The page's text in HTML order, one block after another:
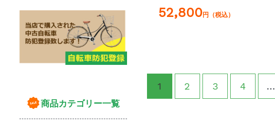
商品カテゴリー一覧
52,800円（税込）
1 2 3 4 …